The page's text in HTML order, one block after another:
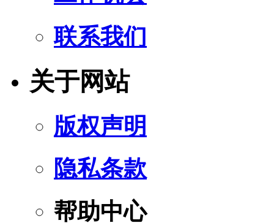
联系我们
关于网站
版权声明
隐私条款
帮助中心